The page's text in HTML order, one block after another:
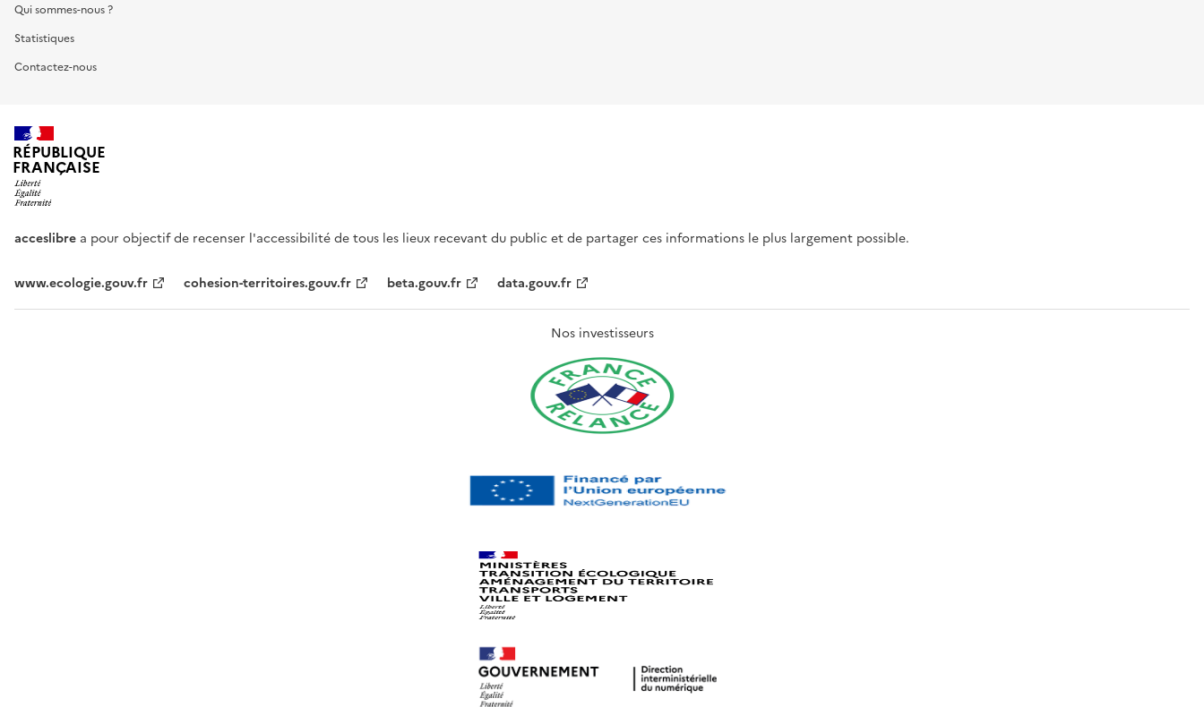
Qui sommes-nous ?
Statistiques
Contactez-nous
RÉPUBLIQUE
FRANÇAISE
acceslibre a pour objectif de recenser l'accessibilité de tous les lieux recevant du public et de partager ces informations le plus largement possible.
www.ecologie.gouv.fr cohesion-territoires.gouv.fr beta.gouv.fr data.gouv.fr
Nos investisseurs